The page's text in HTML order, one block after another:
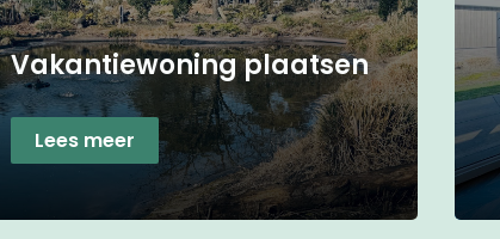
Vakantiewoning plaatsen
Lees meer